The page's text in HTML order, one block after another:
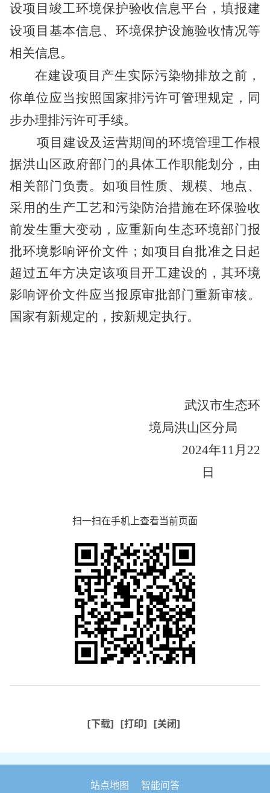
设项目竣工环境保护验收信息平台，填报建
设项目基本信息、环境保护设施验收情况等
相关信息。
在建设项目产生实际污染物排放之前，
你单位应当按照国家排污许可管理规定，同
步办理排污许可手续。
项目建设及运营期间的环境管理工作根
据洪山区政府部门的具体工作职能划分，由
相关部门负责。如项目性质、规模、地点、
采用的生产工艺和污染防治措施在环保验收
前发生重大变动，应重新向生态环境部门报
批环境影响评价文件；如项目自批准之日起
超过五年方决定该项目开工建设的，其环境
影响评价文件应当报原审批部门重新审核。
国家有新规定的，按新规定执行。
武汉市生态环
境局洪山区分局
2024年11月 22
日
扫一扫在手机上查看当前页面
[下载] [打印] [关闭]
站点地图 智能问答